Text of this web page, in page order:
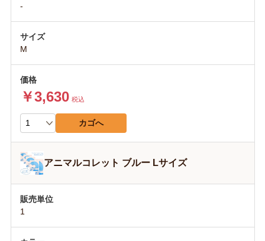
-
M
￥3,630 税込
カゴへ
アニマルコレット ブルー Lサイズ
1